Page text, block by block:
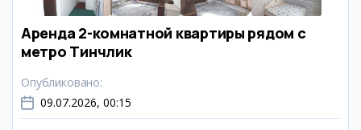
Аренда 2-комнатной квартиры рядом с
метро Тинчлик
Опубликовано:
09.07.2026, 00:15